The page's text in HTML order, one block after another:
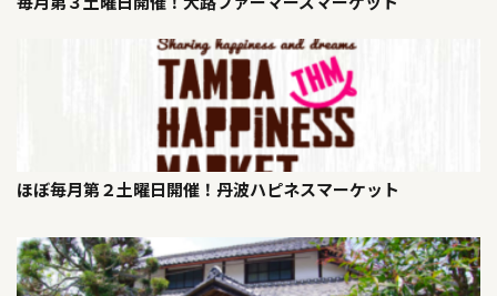
ほぼ毎月第２土曜日開催！丹波ハピネスマーケット